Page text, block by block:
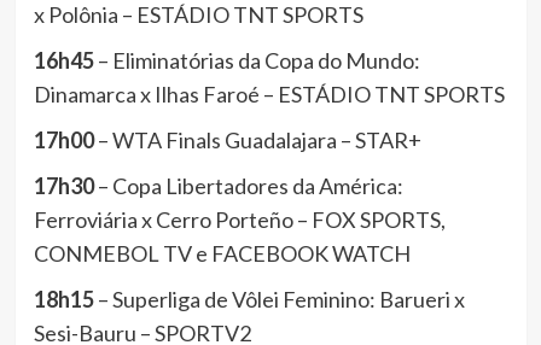
x Polônia – ESTÁDIO TNT SPORTS
16h45– Eliminatórias da Copa do Mundo:
Dinamarca x Ilhas Faroé – ESTÁDIO TNT SPORTS
17h00– WTA Finals Guadalajara – STAR+
17h30– Copa Libertadores da América:
Ferroviária x Cerro Porteño – FOX SPORTS,
CONMEBOL TV e FACEBOOK WATCH
18h15– Superliga de Vôlei Feminino: Barueri x
Sesi-Bauru – SPORTV2